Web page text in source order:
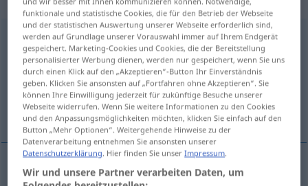
Verhandlungsbasis f <Verhandlungsbasis>
Übersicht aller Übersetzungen
(Für mehr Details die Übersetzung anklicken/antippen)
base de negociación
basefdenegociación Verhandlungsbasis
funktionale und statistische Cookies, die für den Betrieb der Webseite
und der statistischen Auswertung unserer Webseite erforderlich sind,
werden auf Grundlage unserer Vorauswahl immer auf Ihrem Endgerät
gespeichert. Marketing-Cookies und Cookies, die der Bereitstellung
personalisierter Werbung dienen, werden nur gespeichert, wenn Sie uns
durch einen Klick auf den „Akzeptieren“-Button Ihr Einverständnis
geben. Klicken Sie ansonsten auf „Fortfahren ohne Akzeptieren“. Sie
können Ihre Einwilligung jederzeit für zukünftige Besuche unserer
Webseite widerrufen. Wenn Sie weitere Informationen zu den Cookies
und den Anpassungsmöglichkeiten möchten, klicken Sie einfach auf den
Button „Mehr Optionen“. Weitergehende Hinweise zu der
Datenverarbeitung entnehmen Sie ansonsten unserer
Datenschutzerklärung. Hier finden Sie unserImpressum.
Wir und unsere Partner verarbeiten Daten, um